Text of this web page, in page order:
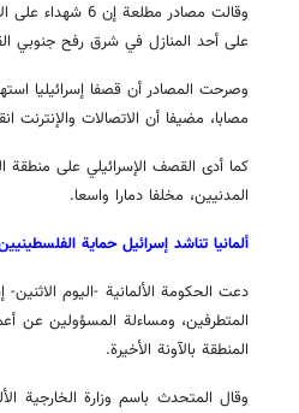
وقالت مصادر
على أحد المنازل في شرق رفح جنوبي
مصابا، مضيفا أن الاتصالات
كما أدى القصف الإسرائيلي على
المدنيين، مخلفا دمارا واسعا.
ألمانيا تناشد إسرائيل حماية
دعت الحكومة الألمانية -اليوم
المتطرفين، ومساءلة المسؤولين عن
المنطقة بالآونة الأخيرة.
وقال المتحدث باسم وزارة الخارجية